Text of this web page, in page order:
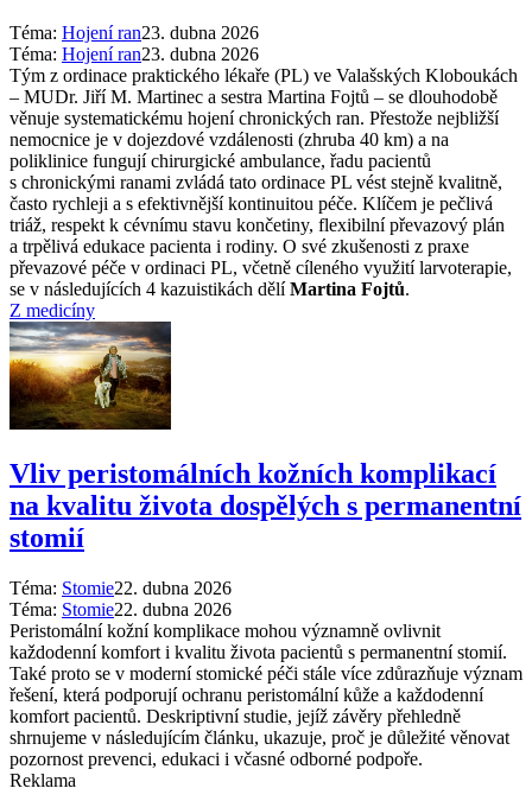
Téma: Hojení ran23. dubna 2026
Téma: Hojení ran23. dubna 2026
Tým z ordinace praktického lékaře (PL) ve Valašských Kloboukách
–⁠ MUDr. Jiří M. Martinec a sestra Martina Fojtů –⁠ se dlouhodobě
věnuje systematickému hojení chronických ran. Přestože nejbližší
nemocnice je v dojezdové vzdálenosti (zhruba 40 km) a na
poliklinice fungují chirurgické ambulance, řadu pacientů
s chronickými ranami zvládá tato ordinace PL vést stejně kvalitně,
často rychleji a s efektivnější kontinuitou péče. Klíčem je pečlivá
triáž, respekt k cévnímu stavu končetiny, flexibilní převazový plán
a trpělivá edukace pacienta i rodiny. O své zkušenosti z praxe
převazové péče v ordinaci PL, včetně cíleného využití larvoterapie,
se v následujících 4 kazuistikách dělíMartina Fojtů.
Z medicíny
Vliv peristomálních kožních komplikací
na kvalitu života dospělých s permanentní
stomií
Téma: Stomie22. dubna 2026
Téma: Stomie22. dubna 2026
Peristomální kožní komplikace mohou významně ovlivnit
každodenní komfort i kvalitu života pacientů s permanentní stomií.
Také proto se v moderní stomické péči stále více zdůrazňuje význam
řešení, která podporují ochranu peristomální kůže a každodenní
komfort pacientů. Deskriptivní studie, jejíž závěry přehledně
shrnujeme v následujícím článku, ukazuje, proč je důležité věnovat
pozornost prevenci, edukaci i včasné odborné podpoře.
Reklama